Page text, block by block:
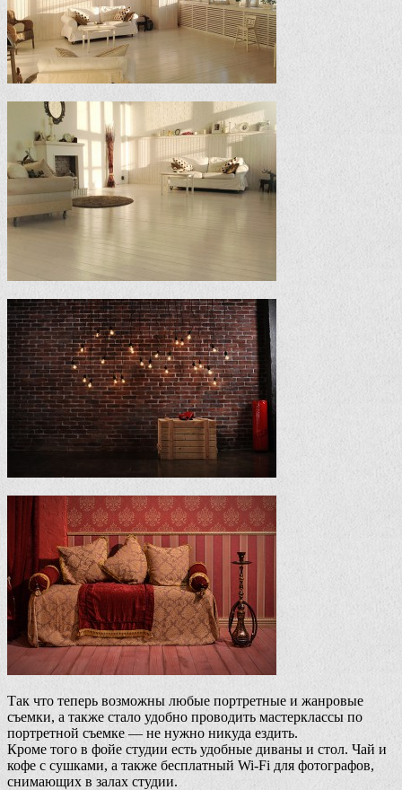
Так что теперь возможны любые портретные и жанровые
съемки, а также стало удобно проводить мастерклассы по
портретной съемке — не нужно никуда ездить.
Кроме того в фойе студии есть удобные диваны и стол. Чай и
кофе с сушками, а также бесплатный Wi-Fi для фотографов,
снимающих в залах студии.